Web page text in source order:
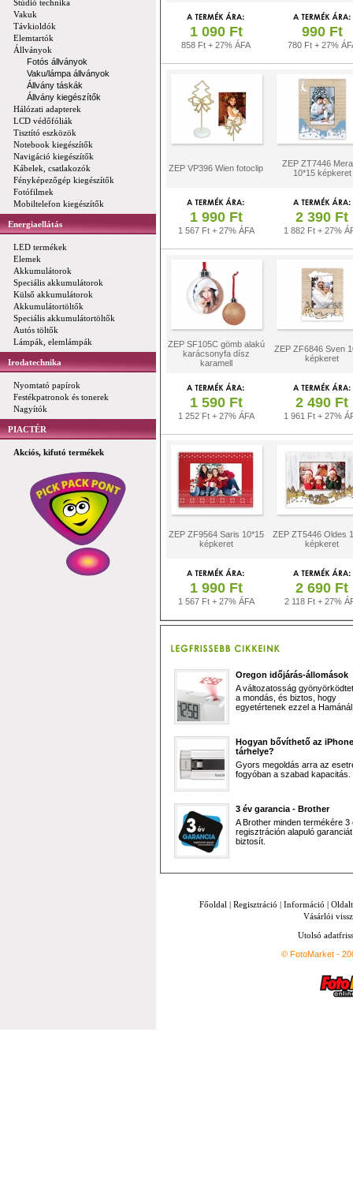
Stúdió technika
Vakuk
Távkioldók
Elemtartók
Állványok
Fotós állványok
Vaku/lámpa állványok
Állvány táskák
Állvány kiegészítők
Hálózati adapterek
LCD védőfóliák
Tisztító eszközök
Notebook kiegészítők
Navigáció kiegészítők
Kábelek, csatlakozók
Fényképezőgép kiegészítők
Fotófilmek
Mobiltelefon kiegészítők
Energiaellátás
LED termékek
Elemek
Akkumulátorok
Speciális akkumulátorok
Külső akkumulátorok
Akkumulátortöltők
Speciális akkumulátortöltők
Autós töltők
Lámpák, elemlámpák
Irodatechnika
Nyomtató papírok
Festékpatronok és tonerek
Nagyítók
PIACTÉR
Akciós, kifutó termékek
1 090 Ft
858 Ft + 27% ÁFA
990 Ft
780 Ft + 27%
ZEP VP396 Wien fotoclip
ZEP ZT7446
10*15 képkeret
1 990 Ft
1 567 Ft + 27% ÁFA
2 390 Ft
1 882 Ft + 27%
ZEP SF105C gömb alakú
karácsonyfa dísz
karamell
ZEP ZF6846 Sven
képkeret
1 590 Ft
1 252 Ft + 27% ÁFA
2 490 Ft
1 961 Ft + 27%
ZEP ZF9564 Saris 10*15
képkeret
ZEP ZT5446 Oldes
képkeret
1 990 Ft
1 567 Ft + 27% ÁFA
2 690 Ft
2 118 Ft + 27%
Oregon időjárás-állomások
A változatosság
a mondás, és biztos, hogy
egyetértenek ezzel a
Hogyan bővíthető az iPhone
tárhelye?
Gyors megoldás arra az
fogyóban a szabad kapacitás.
3 év garancia - Brother
A Brother minden termékére 3
regisztráción alapuló garanciát
biztosít.
Főoldal | Regisztráció | Információ |
Vásárlói
Utolsó
© FotoMarket -